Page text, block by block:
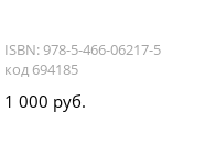
ISBN: 978-5-466-06217-5
код 694185
1 000 руб.